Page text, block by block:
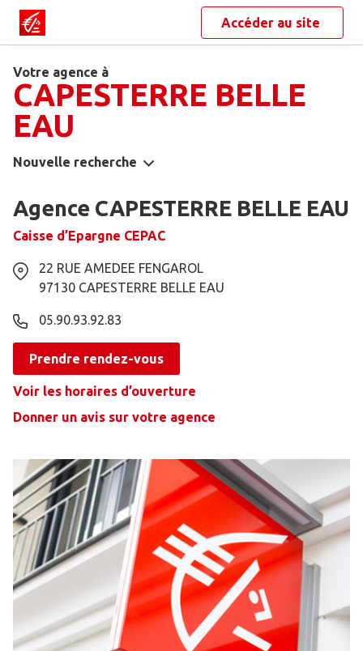
Accéder au site
Votre agence à
CAPESTERRE BELLE
EAU
Nouvelle recherche
Agence CAPESTERRE BELLE EAU
Caisse d’Epargne CEPAC
22 RUE AMEDEE FENGAROL
97130 CAPESTERRE BELLE EAU
05.90.93.92.83
Prendre rendez-vous
Voir les horaires d’ouverture
Donner un avis sur votre agence